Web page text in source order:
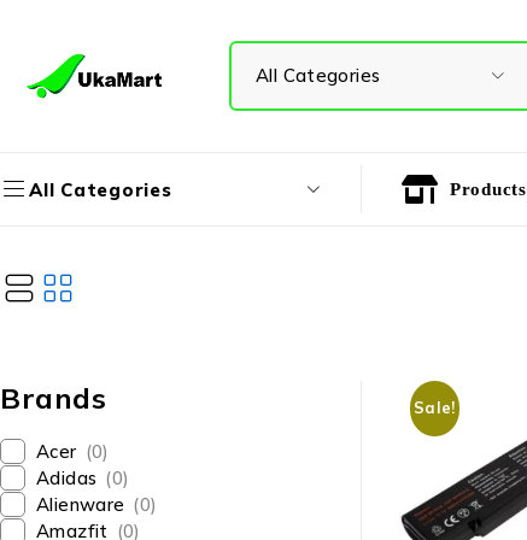
All Categories Products
Brands
Acer (0)
Adidas (0)
Alienware (0)
Amazfit (0)
Sale!